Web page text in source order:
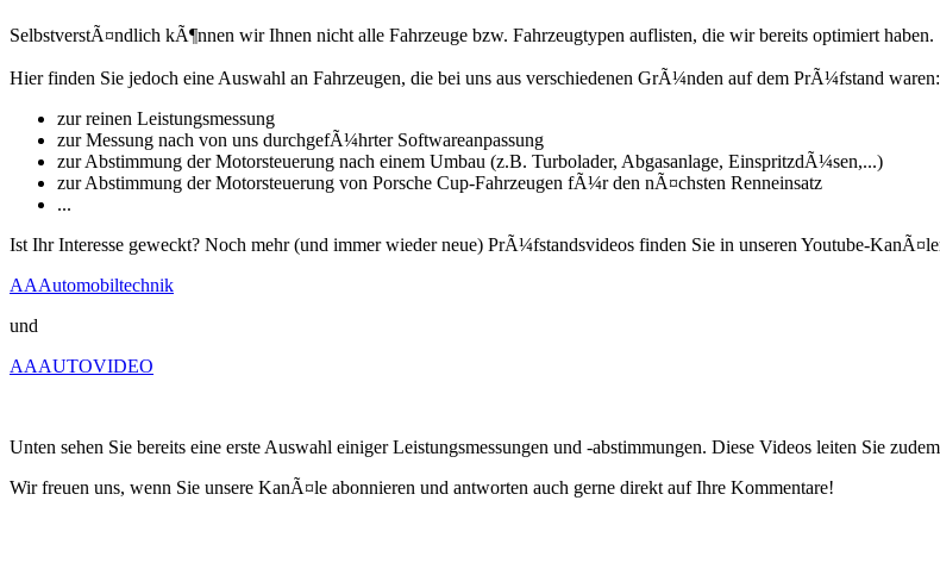
SelbstverstÃ¤ndlich kÃ¶nnen wir Ihnen nicht alle Fahrzeuge bzw. Fahrzeugtypen auflisten, die wir bereits optimiert haben.
Hier finden Sie jedoch eine Auswahl an Fahrzeugen, die bei uns aus verschiedenen GrÃ¼nden auf dem PrÃ¼fstand waren:
zur reinen Leistungsmessung
zur Messung nach von uns durchgefÃ¼hrter Softwareanpassung
zur Abstimmung der Motorsteuerung nach einem Umbau (z.B. Turbolader, Abgasanlage, EinspritzdÃ¼sen,...)
zur Abstimmung der Motorsteuerung von Porsche Cup-Fahrzeugen fÃ¼r den nÃ¤chsten Renneinsatz
...
Ist Ihr Interesse geweckt? Noch mehr (und immer wieder neue) PrÃ¼fstandsvideos finden Sie in unseren Youtube-
AAAutomobiltechnik
und
AAAUTOVIDEO
Unten sehen Sie bereits eine erste Auswahl einiger Leistungsmessungen und -abstimmungen. Diese Videos leiten Sie
Wir freuen uns, wenn Sie unsere KanÃ¤le abonnieren und antworten auch gerne direkt auf Ihre Kommentare!